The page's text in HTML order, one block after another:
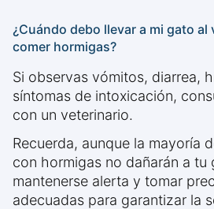
¿Cuándo debo llevar a mi gato al
comer hormigas?
Si observas vómitos, diarrea,
síntomas de intoxicación,
con un veterinario.
Recuerda, aunque la mayoría
con hormigas no dañarán a
mantenerse alerta y tomar
adecuadas para garantizar la